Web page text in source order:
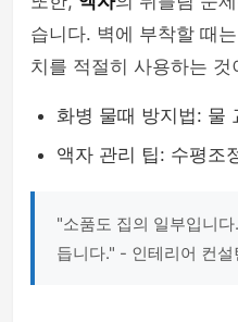
습니다. 벽에 부착할 때는
치를 적절히 사용하는 것
화병 물때 방지법: 물
액자 관리 팁: 수평조
"소품도 집의 일부입니
듭니다." - 인테리어 컨설